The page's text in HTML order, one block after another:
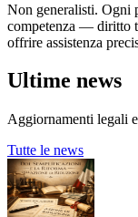
Non generalisti. Ogni
competenza — diritto
offrire assistenza
Ultime news
Aggiornamenti legali
Tutte le news